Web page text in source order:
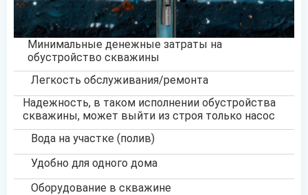
Минимальные денежные затраты на
обустройство скважины
Легкость обслуживания/ремонта
Надежность, в таком исполнении обустройства
скважины, может выйти из строя только насос
Вода на участке (полив)
Удобно для одного дома
Оборудование в скважине